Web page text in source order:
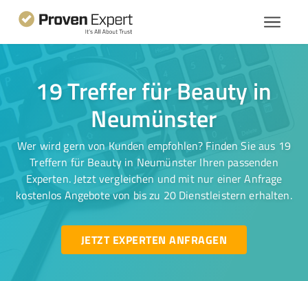
19 Treffer für Beauty in
Neumünster
Wer wird gern von Kunden empfohlen? Finden Sie aus 19
Treffern für Beauty in Neumünster Ihren passenden
Experten. Jetzt vergleichen und mit nur einer Anfrage
kostenlos Angebote von bis zu 20 Dienstleistern erhalten.
JETZT EXPERTEN ANFRAGEN